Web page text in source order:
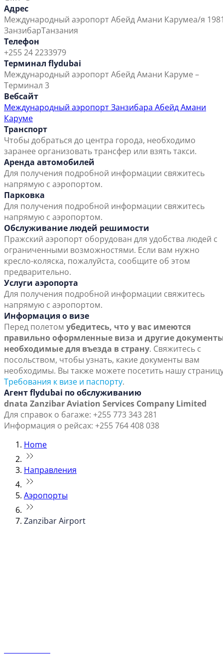
Адрес
Международный аэропорт Абейд Амани Карумеа/я
ЗанзибарТанзания
Телефон
+255 24 2233979
Терминал flydubai
Международный аэропорт Абейд Амани Каруме –
Терминал 3
Вебсайт
Международный аэропорт Занзибара Абейд Амани
Каруме
Транспорт
Чтобы добраться до центра города, необходимо
заранее организовать трансфер или взять такси.
Аренда автомобилей
Для получения подробной информации свяжитесь
напрямую с аэропортом.
Парковка
Для получения подробной информации свяжитесь
напрямую с аэропортом.
Обслуживание людей решимости
Пражский аэропорт оборудован для удобства людей с
ограниченными возможностями. Если вам нужно
кресло-коляска, пожалуйста, сообщите об этом
предварительно.
Услуги аэропорта
Для получения подробной информации свяжитесь
напрямую с аэропортом.
Информация о визе
Перед полетом убедитесь, что у вас имеются
правильно оформленные виза и другие
необходимые для въезда в страну. Свяжитесь с
посольством, чтобы узнать, какие документы вам
необходимы. Вы также можете посетить нашу
Требования к визе и паспорту.
Агент flydubai по обслуживанию
dnata Zanzibar Aviation Services Company Limited
Для справок о багаже: +255 773 343 281
Информация о рейсах: +255 764 408 038
Home
Направления
Аэропорты
Zanzibar Airport